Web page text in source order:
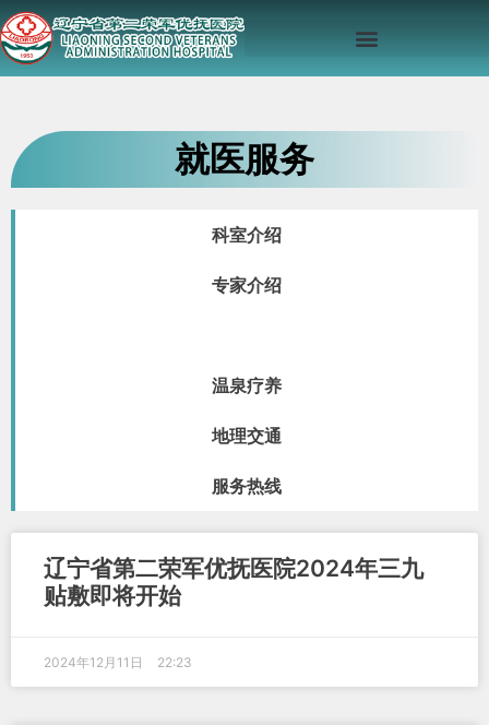
就医服务
科室介绍
专家介绍
温泉疗养
地理交通
服务热线
辽宁省第二荣军优抚医院2024年三九
贴敷即将开始
2024年12月11日 22:23